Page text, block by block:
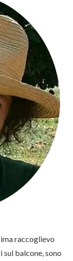
raccoglievo
balcone, sono